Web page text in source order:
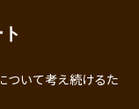
ついて考え続けるた